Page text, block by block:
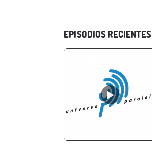
EPISODIOS RECIENTES